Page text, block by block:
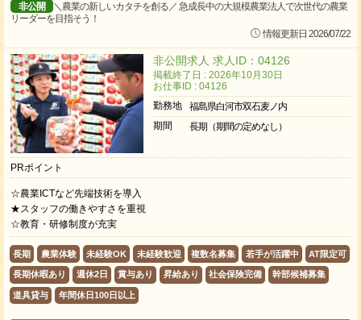
非公開
＼農業の新しいカタチを創る／ 急成長中の大規模農業法人で次世代の農業
リーダーを目指そう！
情報更新日 2026/07/22
非公開求人 求人ID：04126
掲載終了日 : 2026年10月30日
お仕事ID : 04126
勤務地
福島県白河市双石麦ノ内
期間
長期（期間の定めなし）
PRポイント
☆農業ICTなど先端技術を導入
★スタッフの働きやすさを重視
☆教育・研修制度が充実
長期 農業体験 未経験OK 未経験歓迎 複数名募集 若手が活躍中 AT限定可
長期休暇あり 週休2日 賞与あり 昇給あり 社会保険完備 幹部候補募集
道具貸与 年間休日100日以上